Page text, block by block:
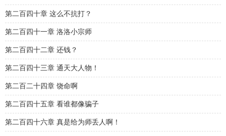
第二百四十章 这么不抗打？
第二百四十一章 洛洛小宗师
第二百四十二章 还钱？
第二百四十三章 通天大人物！
第二百二十四章 饶命啊
第二百四十五章 看谁都像骗子
第二百四十六章 真是给为师丢人啊！